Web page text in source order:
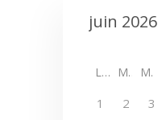
L M M
1 2 3